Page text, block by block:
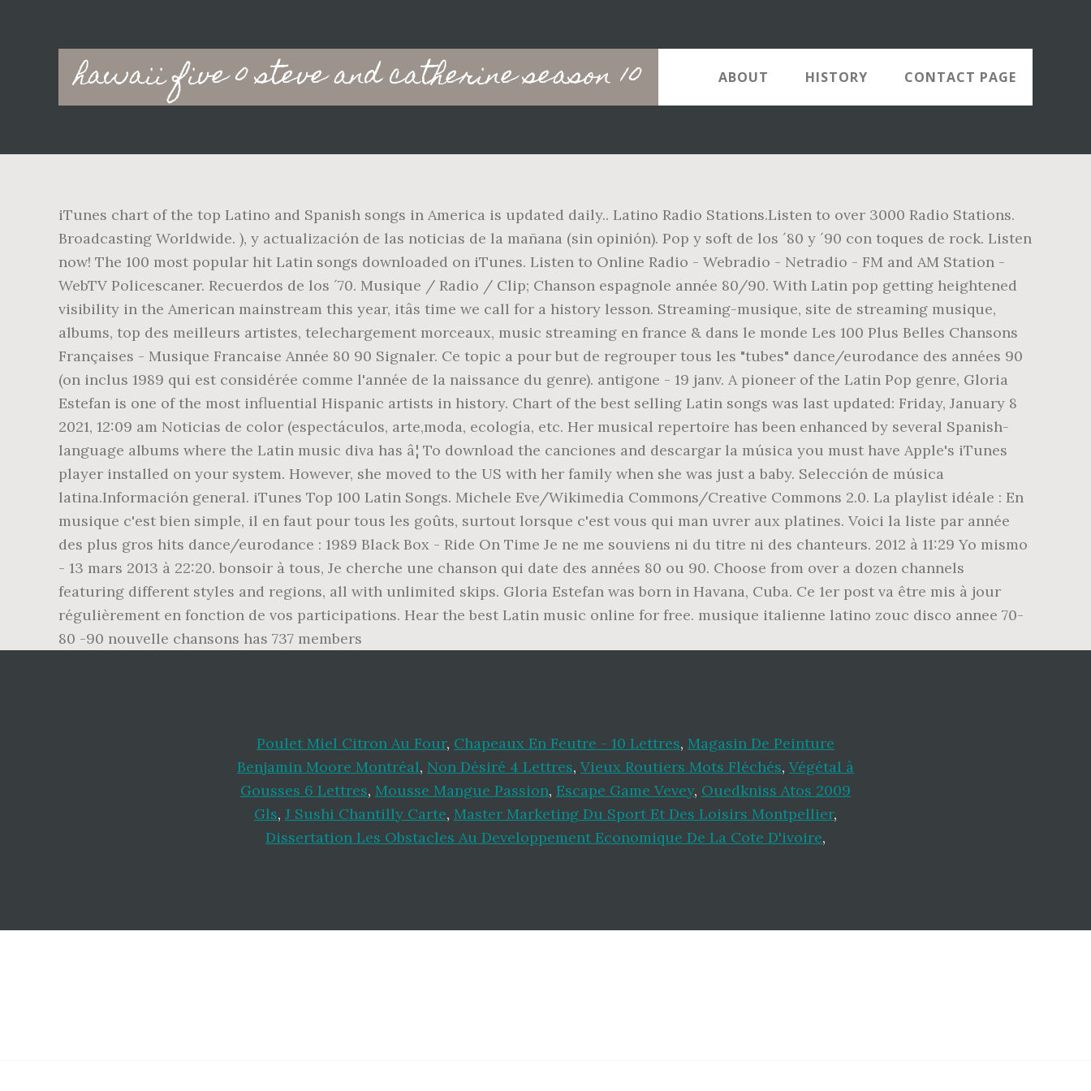
hawaii five 0 steve and catherine season 10
Main
navigation
ABOUT HISTORY CONTACT PAGE
iTunes chart of the top Latino and Spanish songs in America is updated daily.. Latino Radio Stations.Listen to over 3000 Radio Stations.
Broadcasting Worldwide. ), y actualización de las noticias de la mañana (sin opinión). Pop y soft de los ´80 y ´90 con toques de rock. Listen
now! The 100 most popular hit Latin songs downloaded on iTunes. Listen to Online Radio - Webradio - Netradio - FM and AM Station -
WebTV Policescaner. Recuerdos de los ´70. Musique / Radio / Clip; Chanson espagnole année 80/90. With Latin pop getting heightened
visibility in the American mainstream this year, itâs time we call for a history lesson. Streaming-musique, site de streaming musique,
albums, top des meilleurs artistes, telechargement morceaux, music streaming en france & dans le monde Les 100 Plus Belles Chansons
Françaises - Musique Francaise Année 80 90 Signaler. Ce topic a pour but de regrouper tous les "tubes" dance/eurodance des années 90
(on inclus 1989 qui est considérée comme l'année de la naissance du genre). antigone - 19 janv. A pioneer of the Latin Pop genre, Gloria
Estefan is one of the most influential Hispanic artists in history. Chart of the best selling Latin songs was last updated: Friday, January 8
2021, 12:09 am Noticias de color (espectáculos, arte,moda, ecología, etc. Her musical repertoire has been enhanced by several Spanish-
language albums where the Latin music diva has â¦ To download the canciones and descargar la música you must have Apple's iTunes
player installed on your system. However, she moved to the US with her family when she was just a baby. Selección de música
latina.Información general. iTunes Top 100 Latin Songs. Michele Eve/Wikimedia Commons/Creative Commons 2.0. La playlist idéale : En
musique c'est bien simple, il en faut pour tous les goûts, surtout lorsque c'est vous qui man uvrer aux platines. Voici la liste par année
des plus gros hits dance/eurodance : 1989 Black Box - Ride On Time Je ne me souviens ni du titre ni des chanteurs. 2012 à 11:29 Yo mismo
- 13 mars 2013 à 22:20. bonsoir à tous, Je cherche une chanson qui date des années 80 ou 90. Choose from over a dozen channels
featuring different styles and regions, all with unlimited skips. Gloria Estefan was born in Havana, Cuba. Ce 1er post va être mis à jour
régulièrement en fonction de vos participations. Hear the best Latin music online for free. musique italienne latino zouc disco annee 70-
80 -90 nouvelle chansons has 737 members
Poulet Miel Citron Au Four, Chapeaux En Feutre - 10 Lettres, Magasin De Peinture
Benjamin Moore Montréal, Non Désiré 4 Lettres, Vieux Routiers Mots Fléchés, Végétal à
Gousses 6 Lettres, Mousse Mangue Passion, Escape Game Vevey, Ouedkniss Atos 2009
Gls, J Sushi Chantilly Carte, Master Marketing Du Sport Et Des Loisirs Montpellier,
Dissertation Les Obstacles Au Developpement Economique De La Cote D'ivoire,